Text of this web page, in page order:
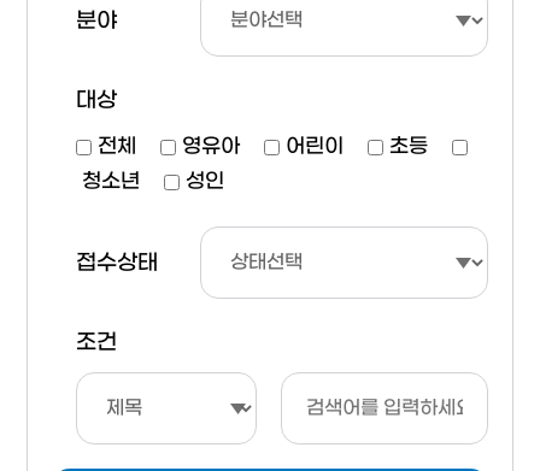
분야
대상
전체 영유아 어린이
초등
청소년
성인
접수상태
조건